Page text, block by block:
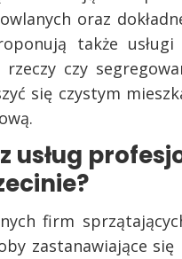
oraz
także usługi
czy
się czystym
usług
firm
zastanawiające się